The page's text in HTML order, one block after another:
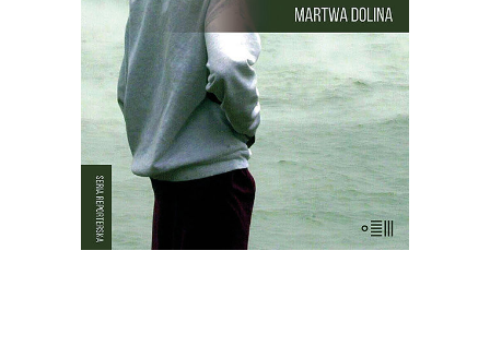
trawie – tak samo jak dwa tysiące
mężczyzn, kobiet i dzieci. Chaty i
drzewa palmowe stały nietknięte. Takie
są fakty. Ale co się wydarzyło?